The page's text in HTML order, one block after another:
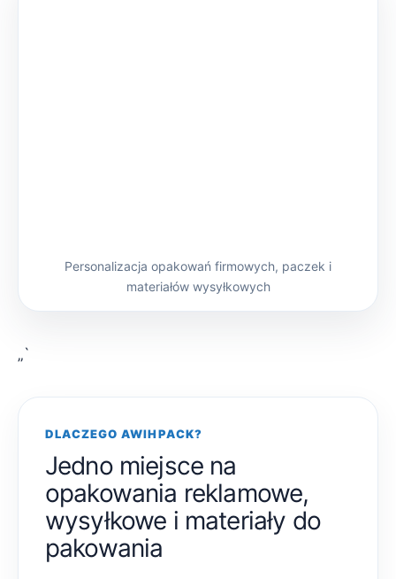
Personalizacja opakowań firmowych, paczek i
materiałów wysyłkowych
„`
DLACZEGO AWIHPACK?
Jedno miejsce na
opakowania reklamowe,
wysyłkowe i materiały do
pakowania